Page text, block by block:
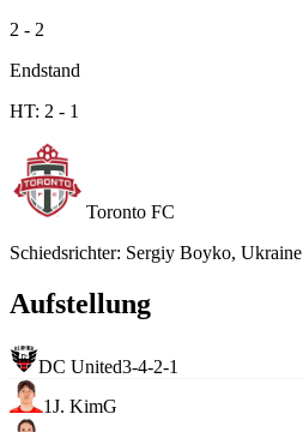
2 - 2
Endstand
HT: 2 - 1
Toronto FC
Schiedsrichter: Sergiy Boyko, Ukraine
Aufstellung
DC United3-4-2-1
1J. KimG